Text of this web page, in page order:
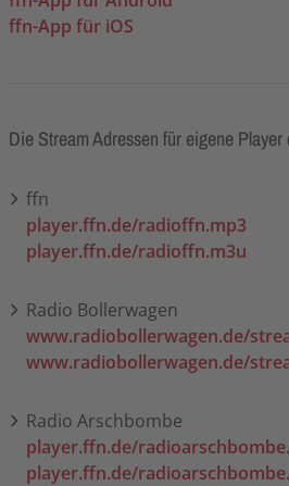
ffn-App für iOS
Die Stream Adressen für eigene
ffn
player.ffn.de/radioffn.mp3
player.ffn.de/radioffn.m3u
Radio Bollerwagen
www.radiobollerwagen.de/
www.radiobollerwagen.de/
Radio Arschbombe
player.ffn.de/
player.ffn.de/